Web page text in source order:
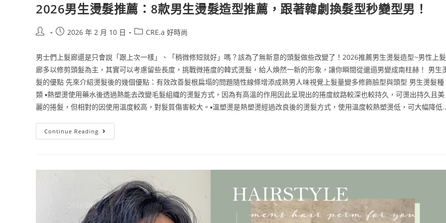
2026男生燙髮推薦：8款男生燙髮造型推薦，跟著韓劇換髮型秒變型男！
2026 年 2 月 10 日 CRE.a 好時尚
男士們上髮廊還是只會說「跟上次一樣」、「稍微修短就好」嗎？該為了無新意的頭髮做些改變了！2026推薦男生燙髮造型~男性上髮
廊多以修剪頭髮為主，其實可以考慮留些長度，挑戰微捲度的韓式燙髮，給人煥然一新的形象，讓你瞬間從邋遢男變成南柱赫！ 男生
髮的優點 先來介紹燙髮後的幾個優點：有效改善髮根扁塌的問題隨性線條增添成熟男人味視覺上髮量變多修飾臉型與頭型 男生燙髮種
類 ▪熱塑燙使用藥水後透過熱能去改變毛髮組織的燙髮方式，因為有高溫的作用因此呈現出的捲度紋路較深也較持久，可燙出持久且美
麗的捲髮，但相對的因使用溫度較高，對髮質傷害較大。▪溫塑燙是熱塑燙經過改良後的燙髮方式，使用溫度較熱塑燙低，可大幅降低
Continue Reading